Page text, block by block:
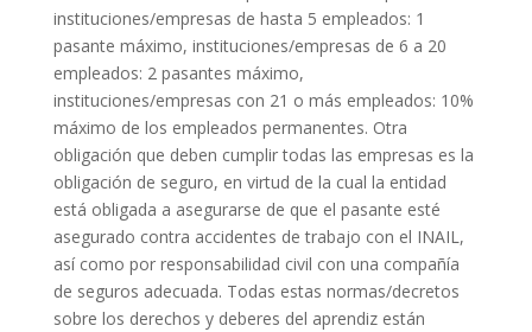
instituciones/empresas de hasta 5 empleados: 1
pasante máximo, instituciones/empresas de 6 a 20
empleados: 2 pasantes máximo,
instituciones/empresas con 21 o más empleados: 10%
máximo de los empleados permanentes. Otra
obligación que deben cumplir todas las empresas es la
obligación de seguro, en virtud de la cual la entidad
está obligada a asegurarse de que el pasante esté
asegurado contra accidentes de trabajo con el INAIL,
así como por responsabilidad civil con una compañía
de seguros adecuada. Todas estas normas/decretos
sobre los derechos y deberes del aprendiz están